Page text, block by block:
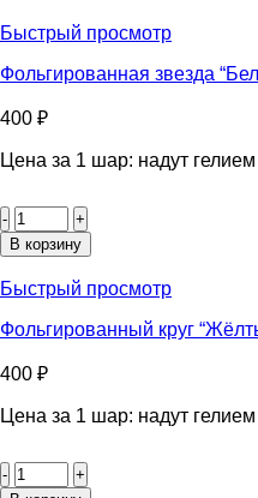
Быстрый просмотр
Фольгированная звезда
400 ₽
Цена за 1 шар: надут
товара
Фольгированная
"Белая"
В корзину
Быстрый просмотр
Фольгированный круг
400 ₽
Цена за 1 шар: надут
товара